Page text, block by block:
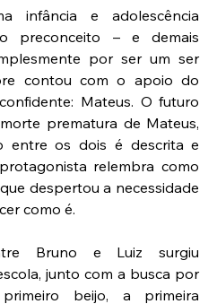
infância e adolescência
preconceito – e demais
por ser um ser
contou com o apoio do
Mateus. O futuro
prematura de Mateus,
entre os dois é descrita e
relembra como
despertou a necessidade
como é.
Bruno e Luiz surgiu
junto com a busca por
beijo, a primeira